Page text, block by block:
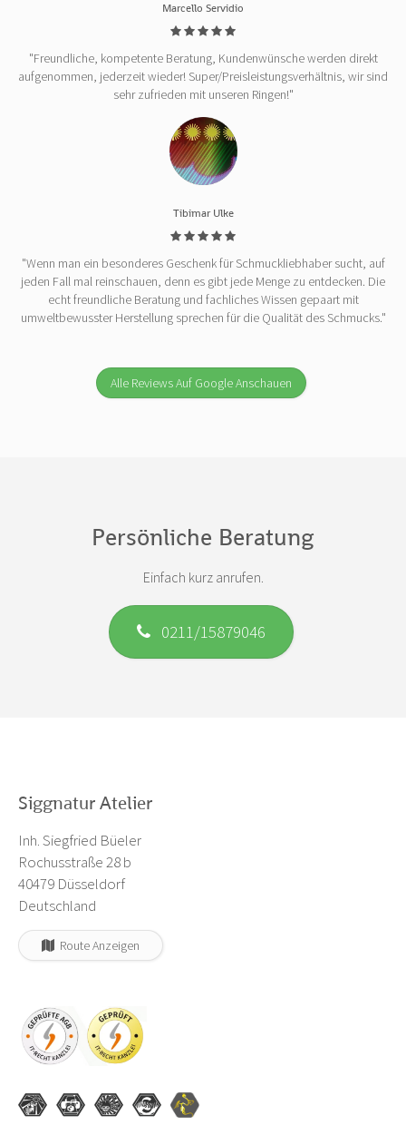
Marcello Servidio
"Freundliche, kompetente Beratung, Kundenwünsche werden direkt
aufgenommen, jederzeit wieder! Super/Preisleistungsverhältnis, wir sind
sehr zufrieden mit unseren Ringen!"
Tibimar Ulke
"Wenn man ein besonderes Geschenk für Schmuckliebhaber sucht, auf
jeden Fall mal reinschauen, denn es gibt jede Menge zu entdecken. Die
echt freundliche Beratung und fachliches Wissen gepaart mit
umweltbewusster Herstellung sprechen für die Qualität des Schmucks."
Alle Reviews Auf Google Anschauen
Persönliche Beratung
Einfach kurz anrufen.
0211/15879046
Siggnatur Atelier
Inh. Siegfried Büeler
Rochusstraße 28 b
40479 Düsseldorf
Deutschland
Route Anzeigen